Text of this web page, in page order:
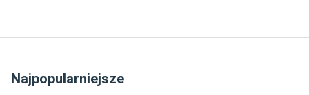
Najpopularniejsze